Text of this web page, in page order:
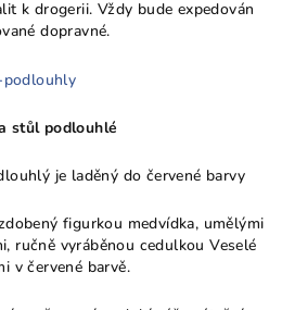
k drogerii. Vždy bude expedován
dopravné.
stůl podlouhlé
je laděný do červené barvy
figurkou medvídka, umělými
ručně vyráběnou cedulkou Veselé
v červené barvě.